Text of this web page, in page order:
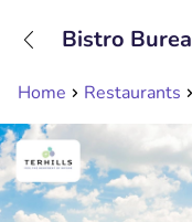
Home Restaurants
Bistro